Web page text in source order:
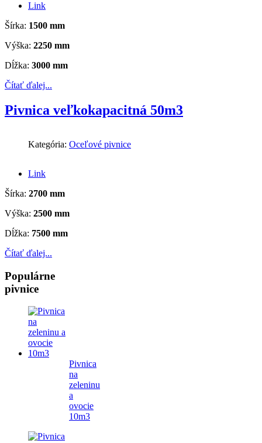
Link
Šírka: 1500 mm
Výška: 2250 mm
Dĺžka: 3000 mm
Čítať ďalej...
Pivnica veľkokapacitná 50m3
Kategória: Oceľové pivnice
Link
Šírka: 2700 mm
Výška: 2500 mm
Dĺžka: 7500 mm
Čítať ďalej...
Populárne
pivnice
Pivnica
na
zeleninu
a
ovocie
10m3